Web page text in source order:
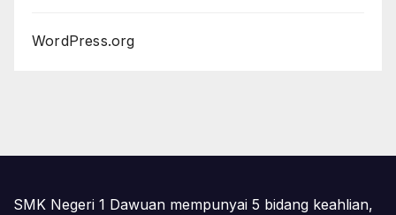
WordPress.org
SMK Negeri 1 Dawuan mempunyai 5 bidang keahlian,